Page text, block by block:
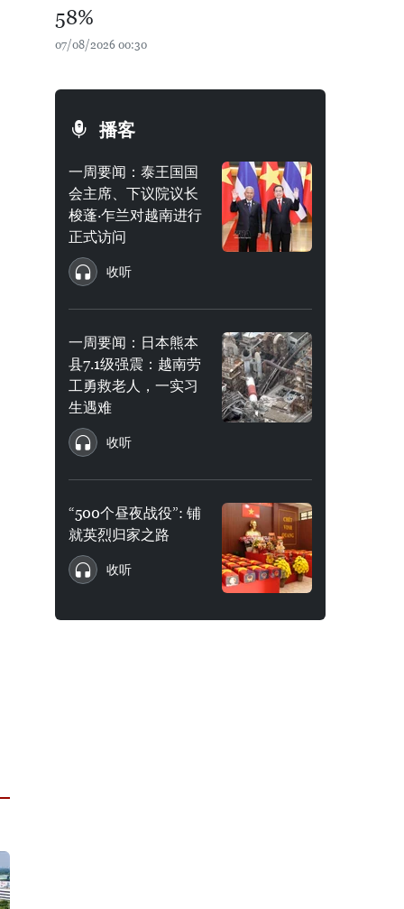
58%
07/08/2026 00:30
播客
一周要闻：泰王国国
会主席、下议院议长
梭蓬·乍兰对越南进行
正式访问
收听
一周要闻：日本熊本
县7.1级强震：越南劳
工勇救老人，一实习
生遇难
收听
“500个昼夜战役”: 铺
就英烈归家之路
收听